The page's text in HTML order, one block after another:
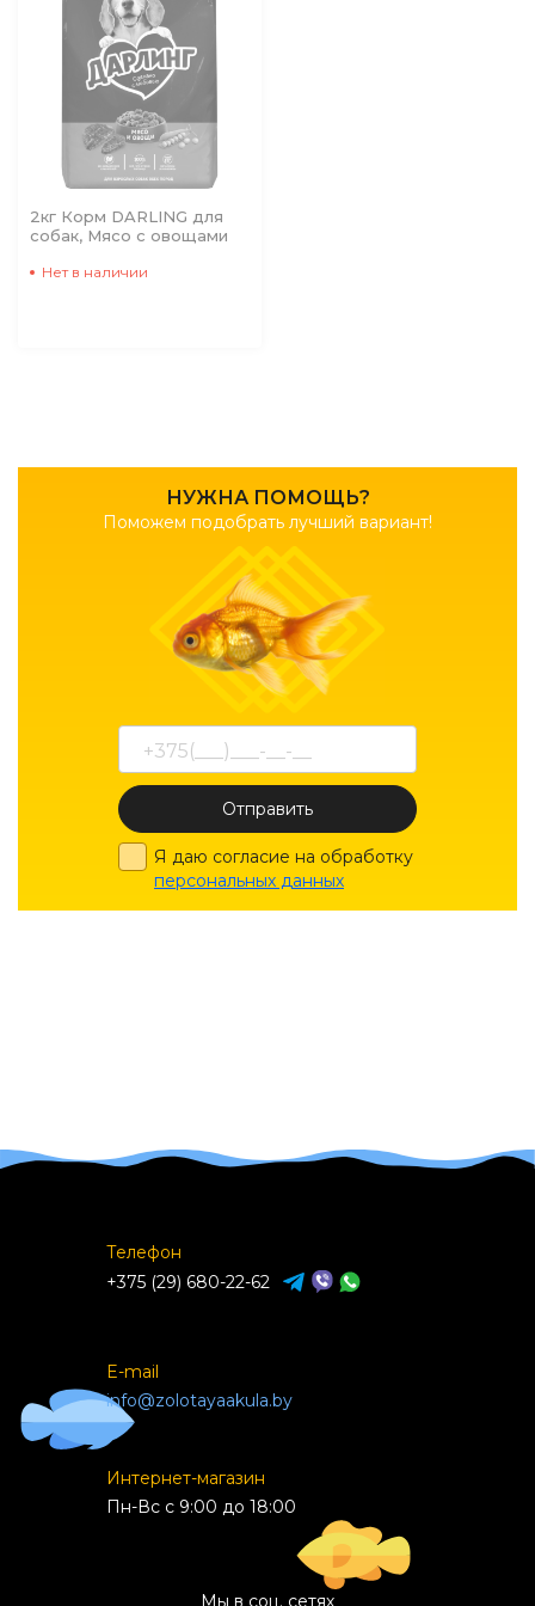
НУЖНА ПОМОЩЬ?
Поможем подобрать лучший вариант!
Отправить
Я даю согласие на обработку
персональных данных
2кг Корм DARLING для
собак, Мясо с овощами
Нет в наличии
Телефон
+375 (29) 680-22-62
E-mail
info@zolotayaakula.by
Интернет-магазин
Пн-Вс с 9:00 до 18:00